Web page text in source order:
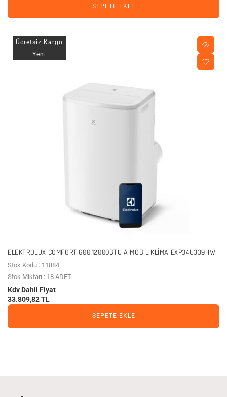
SEPETE EKLE
Ücretsiz Kargo
Yeni
ELEKTROLUX COMFORT 600 12000BTU A MOBIL KLIMA EXP34U339HW
Stok Kodu : 11884
Stok Miktarı : 18 ADET
Kdv Dahil Fiyat
33.809,82 TL
SEPETE EKLE